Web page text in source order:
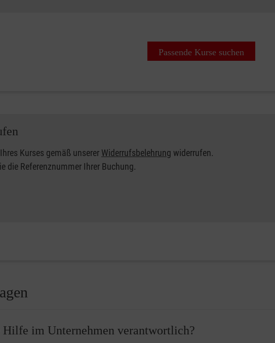
Passende Kurse suchen
Kurses gemäß unserer Widerrufsbelehrung widerrufen.
die Referenznummer Ihrer Buchung.
im Unternehmen verantwortlich?